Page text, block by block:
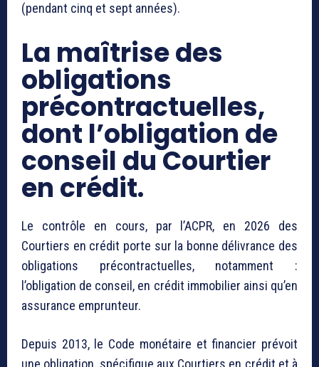
(pendant cinq et sept années).
La maîtrise des
obligations
précontractuelles,
dont l’obligation de
conseil du Courtier
en crédit.
Le contrôle en cours, par l’ACPR, en 2026 des
Courtiers en crédit porte sur la bonne délivrance des
obligations précontractuelles, notamment :
l’obligation de conseil, en crédit immobilier ainsi qu’en
assurance emprunteur.
Depuis 2013, le Code monétaire et financier prévoit
une obligation, spécifique aux Courtiers en crédit et à